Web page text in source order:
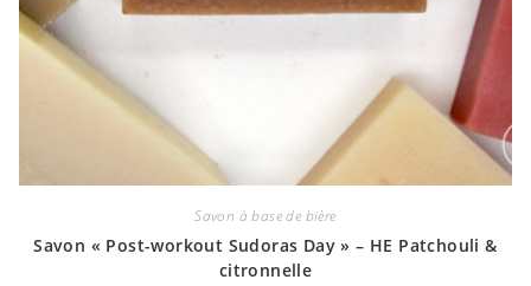
Savon à base de bière
Savon « Post-workout Sudoras Day » – HE Patchouli &
citronnelle